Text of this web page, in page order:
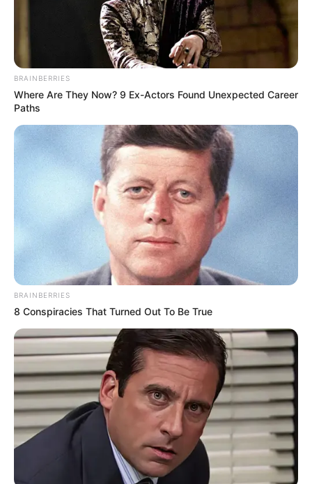
BRAINBERRIES
Where Are They Now? 9 Ex-Actors Found Unexpected Career
Paths
BRAINBERRIES
8 Conspiracies That Turned Out To Be True